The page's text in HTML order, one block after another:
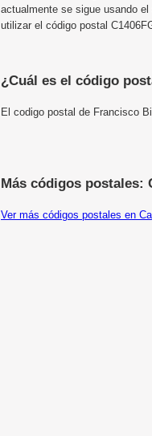
actualmente se sigue usando
utilizar el código postal
¿Cuál es el código
El codigo postal de Francisco
Más códigos postales:
Ver más códigos postales en